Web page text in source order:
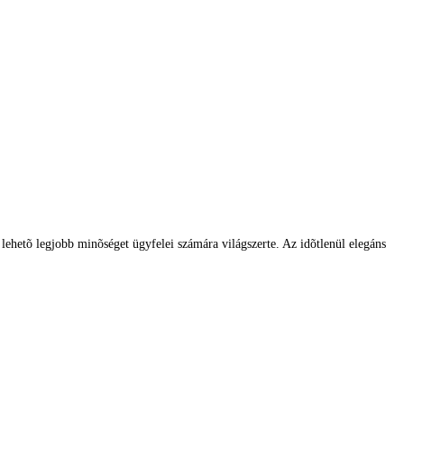
legjobb minõséget ügyfelei számára világszerte. Az idõtlenül elegáns